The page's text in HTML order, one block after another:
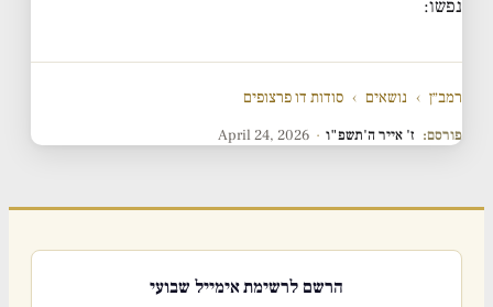
נפשו:
רמב״ן › נושאים › סודות דו פרצופים
פורסם: ז' אייר ה'תשפ"ו ·
April 24, 2026
הרשם לרשימת אימייל שבועי